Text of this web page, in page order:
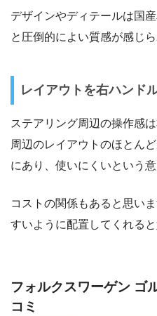
デザインやディテールは国
と圧倒的によい質感が感じら
レイアウトを右ハンド
ステアリング周辺の操作感
周辺のレイアウトのほとん
にあり、使いにくいという意
コストの関係もあると思い
すいように配置してくれると
フォルクスワーゲン ゴ
コミ